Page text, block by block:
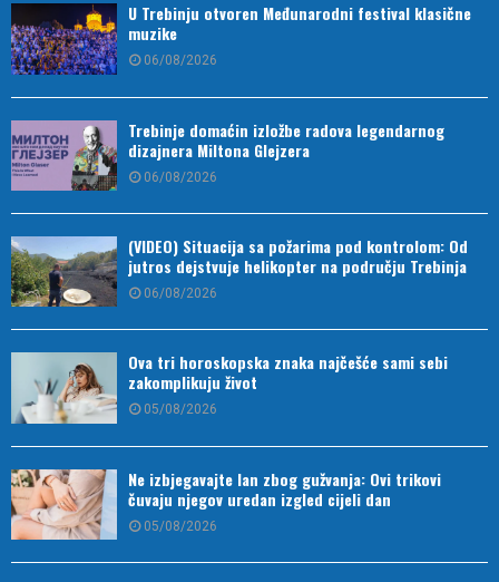
U Trebinju otvoren Međunarodni festival klasične
muzike
06/08/2026
Trebinje domaćin izložbe radova legendarnog
dizajnera Miltona Glejzera
06/08/2026
(VIDEO) Situacija sa požarima pod kontrolom: Od
jutros dejstvuje helikopter na području Trebinja
06/08/2026
Ova tri horoskopska znaka najčešće sami sebi
zakomplikuju život
05/08/2026
Ne izbjegavajte lan zbog gužvanja: Ovi trikovi
čuvaju njegov uredan izgled cijeli dan
05/08/2026